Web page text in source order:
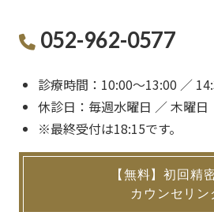
052-962-0577
診療時間：10:00〜13:00 ／
休診日：毎週水曜日 ／ 木曜日
※最終受付は18:15です。
【無料】初回精
カウンセリン